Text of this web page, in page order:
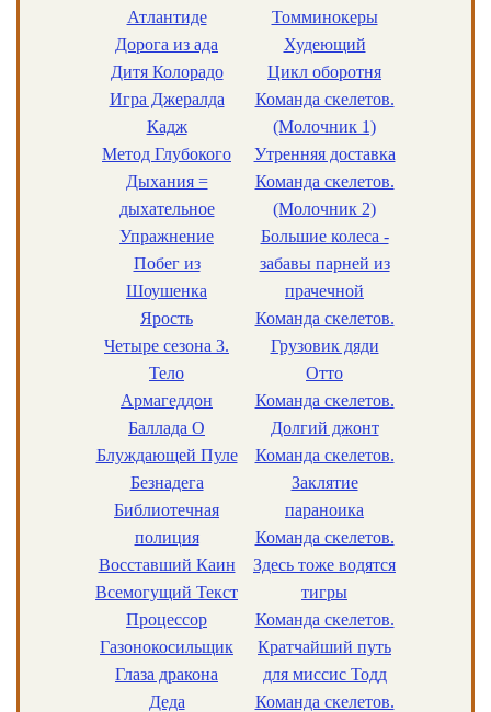
Атлантиде
Дорога из ада
Дитя Колорадо
Игра Джералда
Кадж
Метод Глубокого
Дыхания =
дыхательное
Упражнение
Побег из
Шоушенка
Ярость
Четыре сезона 3.
Тело
Армагеддон
Баллада О
Блуждающей Пуле
Безнадега
Библиотечная
полиция
Восставший Каин
Всемогущий Текст
Процессор
Газонокосильщик
Глаза дракона
Деда
Томминокеры
Худеющий
Цикл оборотня
Команда скелетов.
(Молочник 1)
Утренняя доставка
Команда скелетов.
(Молочник 2)
Большие колеса -
забавы парней из
прачечной
Команда скелетов.
Грузовик дяди
Отто
Команда скелетов.
Долгий джонт
Команда скелетов.
Заклятие
параноика
Команда скелетов.
Здесь тоже водятся
тигры
Команда скелетов.
Кратчайший путь
для миссис Тодд
Команда скелетов.